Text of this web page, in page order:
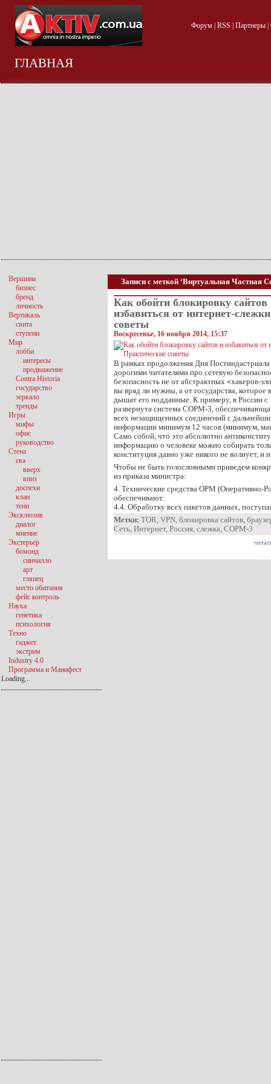
Форум| RSS Партнеры|
ГЛАВНАЯ
Записи с меткой ‘Виртуальная Частная
Как обойти блокировку сайтов
избавиться от интернет-
советы
Воскресенье, 16 ноября 2014, 15:37
В рамках продолжения Дня Постиндастриала
дорогими читателями про сетевую
безопасность не от абстрактных «хакеров-
вы вряд ли нужны, а от государства, которое
дышат его подданные. К примеру, в России с
развернута система СОРМ-3,
всех незащищенных соединений с
информации минимум 12 часов (минимум,
Само собой, что это абсолютно
информацию о человеке можно собирать
конституция давно уже никого не волнует, и
Чтобы не быть голословными приведем
из приказа министра:
4. Технические средства ОРМ (Оперативно-
обеспечивают:
4.4. Обработку всех пакетов данных,
Метки: TOR, VPN, блокировка сайтов,
Сеть, Интернет, Россия, слежка, СОРМ-3
Вершина
бизнес
бренд
личность
Вертикаль
свита
ступени
Мир
лобби
интересы
продвижение
Contra Historia
государство
зеркало
тренды
Игры
мифы
офис
руководство
Стена
ева
вверх
вниз
доспехи
клан
тени
Эксклюзив
диалог
мнение
Экстерьер
бомонд
синчилло
арт
глянец
место обитания
фейс контроль
Наука
генетика
психология
Техно
гаджет
экстрим
Industry 4.0
Программа и Манифест
Loading...